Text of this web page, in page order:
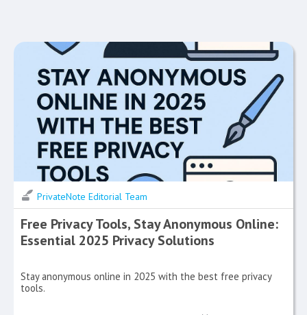
PrivateNote Editorial Team
Free Privacy Tools, Stay Anonymous Online:
Essential 2025 Privacy Solutions
Stay anonymous online in 2025 with the best free privacy
tools.